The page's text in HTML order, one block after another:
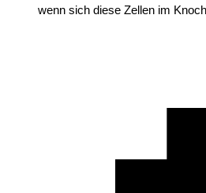
wenn sich diese Zellen im